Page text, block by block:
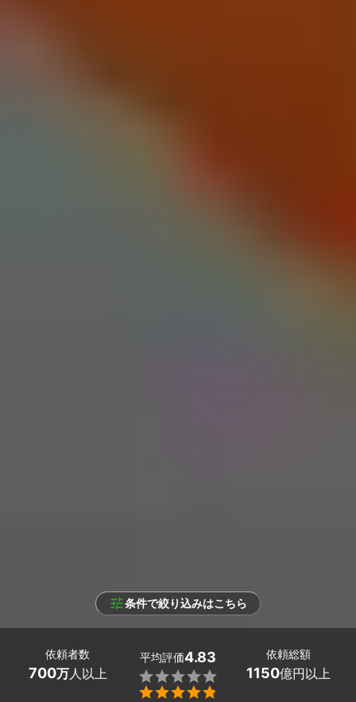
条件で絞り込みはこちら
依頼者数
700万人以上
平均評価4.83


依頼総額
1150億円以上